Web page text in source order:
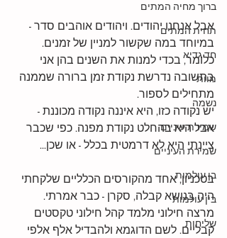
ברוך מחיה המתים
תחית המתים
חד גדיא
מוות
נשמה
שמירת עיניים
שמירת העיניים
בן עולמות
בין עולמות
שליחות
אבל אנחנו יהודים. ויהודים אוהבים סדר -
במיוחד במה שקשור למניין של זמנים.
כלומר, בכדי למנות את השנים בהן אני
בתשובה נדרשת נקודת זמן ברורה שממנה
מתחילים לספור.
יש נקודה כזו, היא איננה נקודה מכוננת -
אבל היא בהחלט נקודת מפנה. כפי שכבר
ציינתי היא לא דרמטית בכלל - או שכן...
בטכניון, אחד מהקורסים הכלליים שלקחתי
היה בנושא קבלה, סקרן - כבר אמרתי.
מרצה חילוני מלמד קהל חילוני טקסטים
קבליים. לשם הדוגמא ולהבדיל אלף אלפי